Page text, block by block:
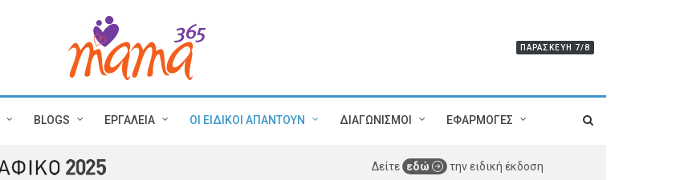
ΠΑΡΑΣΚΕΥΉ 7/8
BLOGS ΕΡΓΑΛΕΙΑ ΟΙ ΕΙΔΙΚΟΙ ΑΠΑΝΤΟΥΝ ΔΙΑΓΩΝΙΣΜΟΙ ΕΦΑΡΜΟΓΕΣ
Δείτε εδώ την ειδική έκδοση